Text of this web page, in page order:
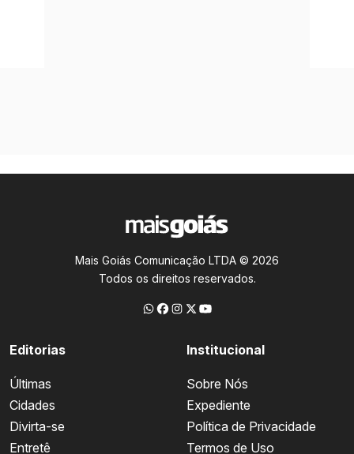
Mais Goiás Comunicação LTDA © 2026
Todos os direitos reservados.
Editorias
Últimas
Cidades
Divirta-se
Entretê
Institucional
Sobre Nós
Expediente
Política de Privacidade
Termos de Uso